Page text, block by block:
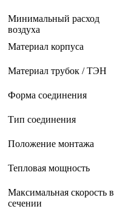
Минимальный расход
воздуха
Материал корпуса
Материал трубок / ТЭН
Форма соединения
Тип соединения
Положение монтажа
Тепловая мощность
Максимальная скорость в
сечении